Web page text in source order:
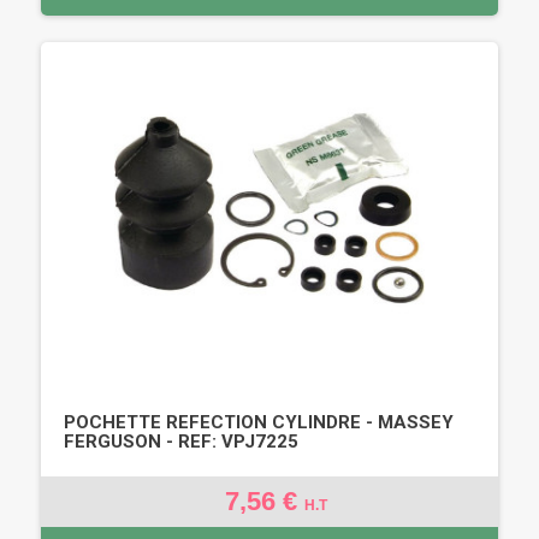
POCHETTE REFECTION CYLINDRE - MASSEY
FERGUSON - REF: VPJ7225
7,56 € H.T